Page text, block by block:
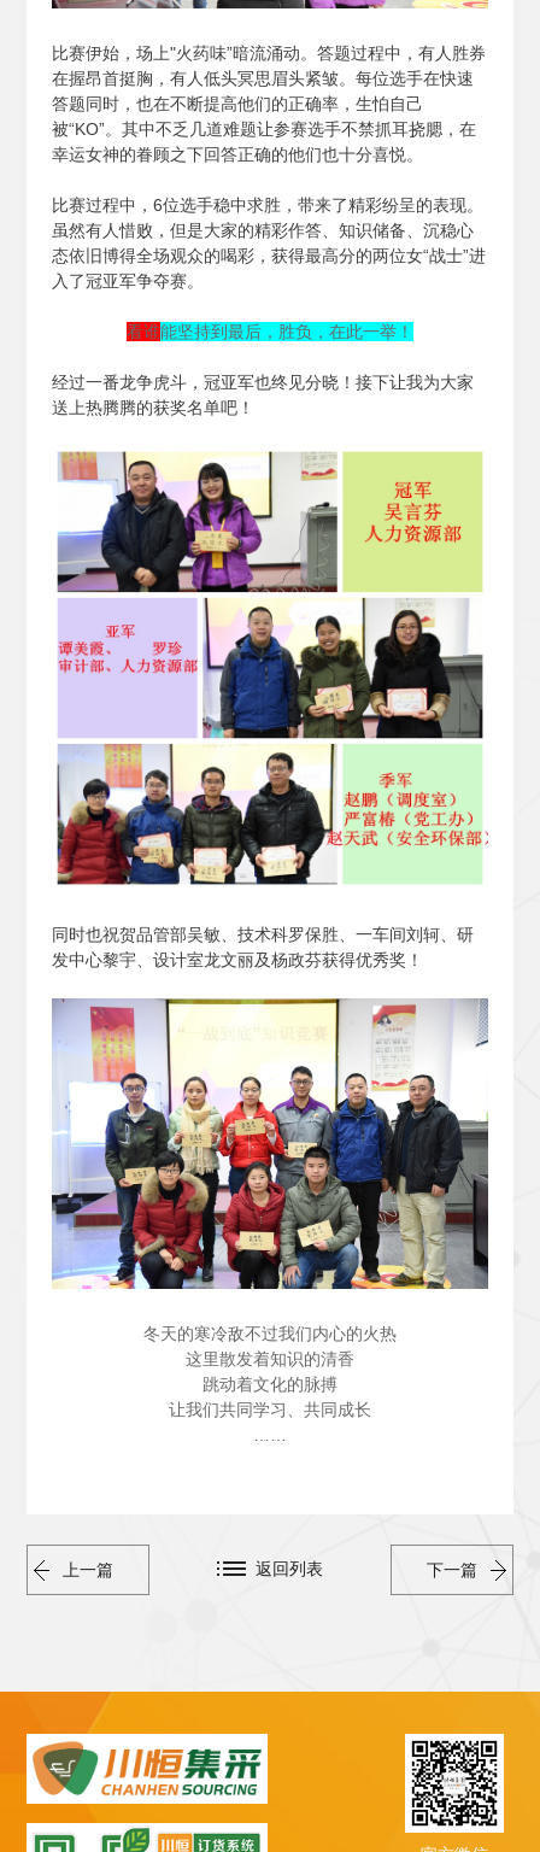
比赛伊始，场上"火药味”暗流涌动。答题过程中，有人胜券
在握昂首挺胸，有人低头冥思眉头紧皱。每位选手在快速
答题同时，也在不断提高他们的正确率，生怕自己
被“KO”。其中不乏几道难题让参赛选手不禁抓耳挠腮，在
幸运女神的眷顾之下回答正确的他们也十分喜悦。
比赛过程中，6位选手稳中求胜，带来了精彩纷呈的表现。
虽然有人惜败，但是大家的精彩作答、知识储备、沉稳心
态依旧博得全场观众的喝彩，获得最高分的两位女“战士”进
入了冠亚军争夺赛。
看谁能坚持到最后，胜负，在此一举！
经过一番龙争虎斗，冠亚军也终见分晓！接下让我为大家
送上热腾腾的获奖名单吧！
同时也祝贺品管部吴敏、技术科罗保胜、一车间刘轲、研
发中心黎宇、设计室龙文丽及杨政芬获得优秀奖！
冬天的寒冷敌不过我们内心的火热
这里散发着知识的清香
跳动着文化的脉搏
让我们共同学习、共同成长
上一篇 下一篇
返回列表